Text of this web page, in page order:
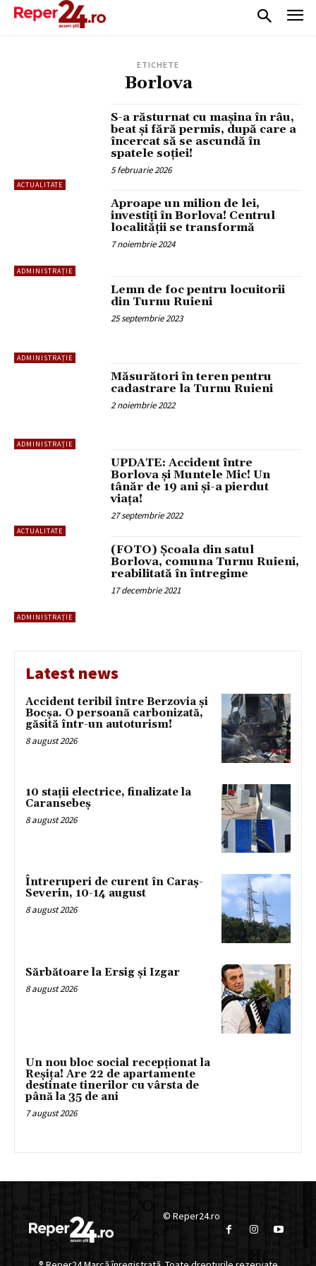
ETICHETE
Borlova
ACTUALITATE
S-a răsturnat cu mașina în râu,
beat și fără permis, după care a
încercat să se ascundă în
spatele soției!
5 februarie 2026
ADMINISTRAȚIE
Aproape un milion de lei,
investiți în Borlova! Centrul
localității se transformă
7 noiembrie 2024
ADMINISTRAȚIE
Lemn de foc pentru locuitorii
din Turnu Ruieni
25 septembrie 2023
ADMINISTRAȚIE
Măsurători în teren pentru
cadastrare la Turnu Ruieni
2 noiembrie 2022
ACTUALITATE
UPDATE: Accident între
Borlova și Muntele Mic! Un
tânăr de 19 ani și-a pierdut
viața!
27 septembrie 2022
ADMINISTRAȚIE
(FOTO) Școala din satul
Borlova, comuna Turnu Ruieni,
reabilitată în întregime
17 decembrie 2021
Latest news
Accident teribil între Berzovia și
Bocșa. O persoană carbonizată,
găsită într-un autoturism!
8 august 2026
10 stații electrice, finalizate la
Caransebeș
8 august 2026
Întreruperi de curent în Caraș-
Severin, 10-14 august
8 august 2026
Sărbătoare la Ersig și Izgar
8 august 2026
Un nou bloc social recepționat la
Reșița! Are 22 de apartamente
destinate tinerilor cu vârsta de
până la 35 de ani
7 august 2026
© Reper24.ro